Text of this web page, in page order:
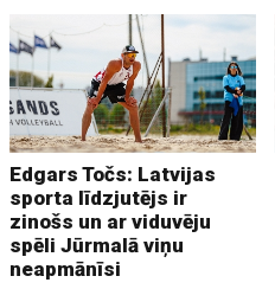
Edgars Točs: Latvijas
sporta līdzjutējs ir
zinošs un ar viduvēju
spēli Jūrmalā viņu
neapmānīsi